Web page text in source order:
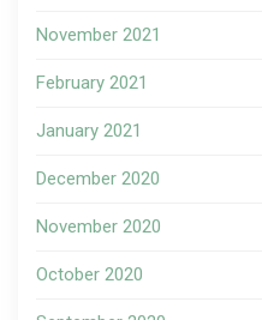
November 2021
February 2021
January 2021
December 2020
November 2020
October 2020